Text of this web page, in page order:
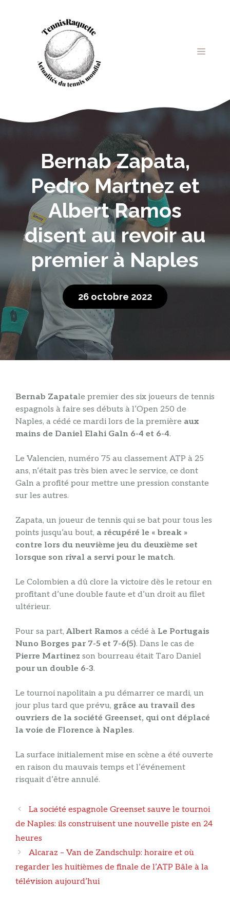
MENU
Bernab Zapata,
Pedro Martnez et
Albert Ramos
disent au revoir au
premier à Naples
26 octobre 2022
Bernab Zapatale premier des six joueurs de tennis
espagnols à faire ses débuts à l’Open 250 de
Naples, a cédé ce mardi lors de la première aux
mains de Daniel Elahi Galn 6-4 et 6-4.
Le Valencien, numéro 75 au classement ATP à 25
ans, n’était pas très bien avec le service, ce dont
Galn a profité pour mettre une pression constante
sur les autres.
Zapata, un joueur de tennis qui se bat pour tous les
points jusqu’au bout, a récupéré le « break »
contre lors du neuvième jeu du deuxième set
lorsque son rival a servi pour le match.
Le Colombien a dû clore la victoire dès le retour en
profitant d’une double faute et d’un droit au filet
ultérieur.
Pour sa part, Albert Ramos a cédé à Le Portugais
Nuno Borges par 7-5 et 7-6(5). Dans le cas de
Pierre Martinez son bourreau était Taro Daniel
pour un double 6-3.
Le tournoi napolitain a pu démarrer ce mardi, un
jour plus tard que prévu, grâce au travail des
ouvriers de la société Greenset, qui ont déplacé
la voie de Florence à Naples.
La surface initialement mise en scène a été ouverte
en raison du mauvais temps et l’événement
risquait d’être annulé.
Navigation
des
articles
La société espagnole Greenset sauve le tournoi
de Naples: ils construisent une nouvelle piste en 24
heures
Alcaraz – Van de Zandschulp: horaire et où
regarder les huitièmes de finale de l’ATP Bâle à la
télévision aujourd’hui